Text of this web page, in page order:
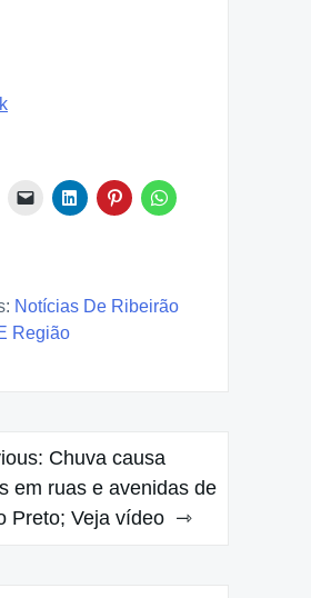
Notícias De Ribeirão
Região
Chuva causa
em ruas e avenidas de
Preto; Veja vídeo